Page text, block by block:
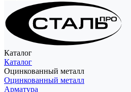
Каталог
Каталог
Оцинкованный металл
Оцинкованный металл
Арматура